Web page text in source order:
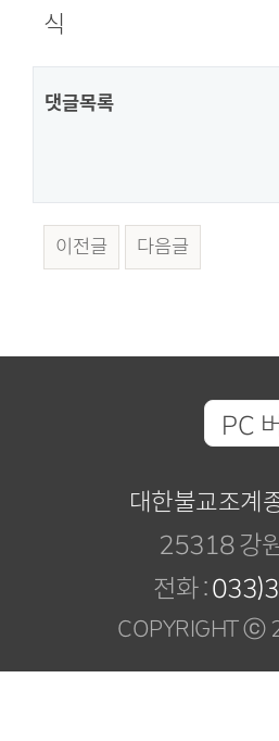
식
댓글목록
이전글 다음글
PC
대한불교조계
25318 강
전화 :
COPYRIGHT ⓒ